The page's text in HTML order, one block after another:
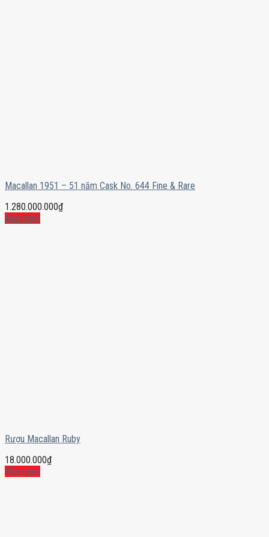
Macallan 1951 – 51 năm Cask No. 644 Fine & Rare
1.280.000.000₫
Mua ngay
Rượu Macallan Ruby
18.000.000₫
Mua ngay